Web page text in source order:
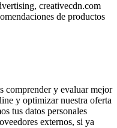
creativecdn.com
de productos
comprender y evaluar mejor
y optimizar nuestra oferta
tus datos personales
externos, si ya